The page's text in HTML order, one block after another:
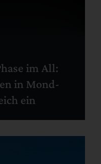
im All:
in Mond-
ein